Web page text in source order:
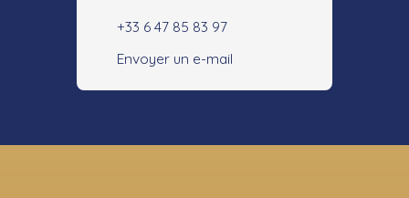
+33 6 47 85 83 97
Envoyer un e-mail